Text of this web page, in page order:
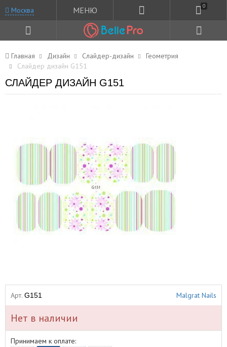
Москва МЕНЮ 0
Главная Дизайн Слайдер-дизайн
Геометрия
Слайдер дизайн G151
СЛАЙДЕР ДИЗАЙН G151
Арт. G151 Malgrat Nails
Нет в наличии
Принимаем к оплате: